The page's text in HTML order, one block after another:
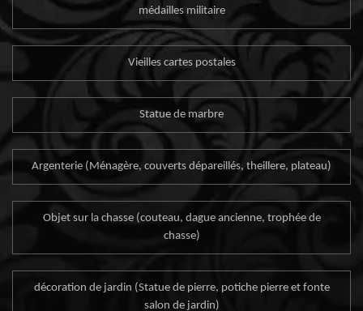
médailles militaire
Vieilles cartes postales
Statue de marbre
Argenterie (Ménagère, couverts dépareillés, theillere, plateau)
Objet sur la chasse (couteau, dague ancienne, trophée de
chasse)
décoration de jardin (Statue de pierre, potiche pierre et fonte
salon de jardin)